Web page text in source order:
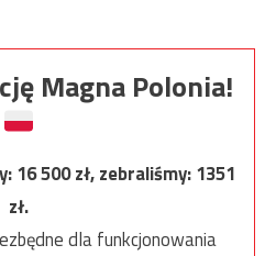
Magna Polonia!
16 500zł, zebraliśmy:1351
zł.
dla funkcjonowania